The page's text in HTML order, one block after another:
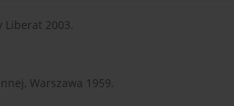
Liberat 2003.
Warszawa 1959.